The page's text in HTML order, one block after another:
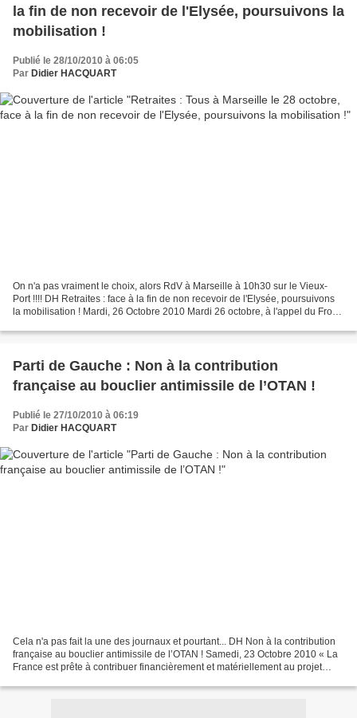
la fin de non recevoir de l'Elysée, poursuivons la
mobilisation !
Publié le 28/10/2010 à 06:05
Par Didier HACQUART
On n'a pas vraiment le choix, alors RdV à Marseille à 10h30 sur le Vieux-
Port !!!! DH Retraites : face à la fin de non recevoir de l'Elysée, poursuivons
la mobilisation ! Mardi, 26 Octobre 2010 Mardi 26 octobre, à l'appel du Front
Parti de Gauche : Non à la contribution
française au bouclier antimissile de l’OTAN !
Publié le 27/10/2010 à 06:19
Par Didier HACQUART
Cela n'a pas fait la une des journaux et pourtant... DH Non à la contribution
française au bouclier antimissile de l’OTAN ! Samedi, 23 Octobre 2010 « La
France est prête à contribuer financièrement et matériellement au projet